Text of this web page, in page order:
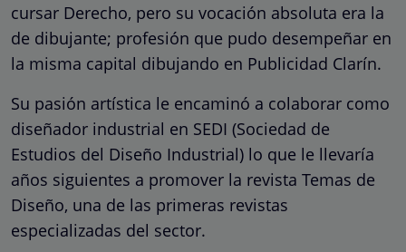
cursar Derecho, pero su vocación absoluta era la
de dibujante; profesión que pudo desempeñar en
la misma capital dibujando en Publicidad Clarín.
Su pasión artística le encaminó a colaborar como
diseñador industrial en SEDI (Sociedad de
Estudios del Diseño Industrial) lo que le llevaría
años siguientes a promover la revista Temas de
Diseño, una de las primeras revistas
especializadas del sector.